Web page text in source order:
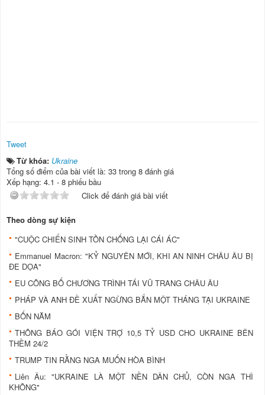
Tweet
Từ khóa: Ukraine
Tổng số điểm của bài viết là: 33 trong 8 đánh giá
Xếp hạng: 4.1 - 8 phiếu bầu
Click để đánh giá bài viết
Theo dòng sự kiện
"CUỘC CHIẾN SINH TỒN CHỐNG LẠI CÁI ÁC"
Emmanuel Macron: "KỶ NGUYÊN MỚI, KHI AN NINH CHÂU ÂU BỊ
ĐE DỌA"
EU CÔNG BỐ CHƯƠNG TRÌNH TÁI VŨ TRANG CHÂU ÂU
PHÁP VÀ ANH ĐỀ XUẤT NGỪNG BẮN MỘT THÁNG TẠI UKRAINE
BỐN NĂM
THÔNG BÁO GÓI VIỆN TRỢ 10,5 TỶ USD CHO UKRAINE BÊN
THỀM 24/2
TRUMP TIN RẰNG NGA MUỐN HÒA BÌNH
Liên Âu: "UKRAINE LÀ MỘT NỀN DÂN CHỦ, CÒN NGA THÌ
KHÔNG"